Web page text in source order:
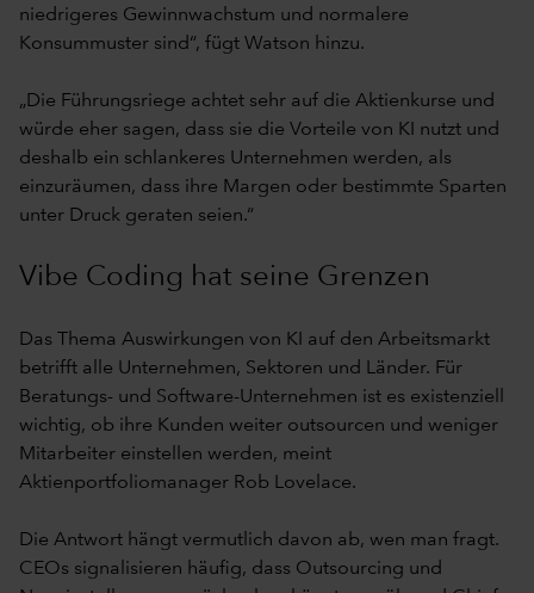
niedrigeres Gewinnwachstum und normalere
Konsummuster sind“, fügt Watson hinzu.
„Die Führungsriege achtet sehr auf die Aktienkurse und
würde eher sagen, dass sie die Vorteile von KI nutzt und
deshalb ein schlankeres Unternehmen werden, als
einzuräumen, dass ihre Margen oder bestimmte Sparten
unter Druck geraten seien.“
Vibe Coding hat seine Grenzen
Das Thema Auswirkungen von KI auf den Arbeitsmarkt
betrifft alle Unternehmen, Sektoren und Länder. Für
Beratungs- und Software-Unternehmen ist es existenziell
wichtig, ob ihre Kunden weiter outsourcen und weniger
Mitarbeiter einstellen werden, meint
Aktienportfoliomanager Rob Lovelace.
Die Antwort hängt vermutlich davon ab, wen man fragt.
CEOs signalisieren häufig, dass Outsourcing und